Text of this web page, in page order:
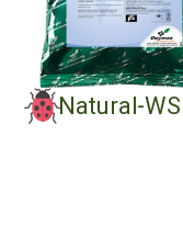
Natural-